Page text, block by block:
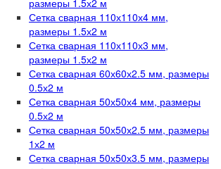
размеры 1.5х2 м
Сетка сварная 110х110х4 мм,
размеры 1.5х2 м
Сетка сварная 110х110х3 мм,
размеры 1.5х2 м
Сетка сварная 60х60х2.5 мм, размеры
0.5х2 м
Сетка сварная 50х50х4 мм, размеры
0.5х2 м
Сетка сварная 50х50х2.5 мм, размеры
1х2 м
Сетка сварная 50х50х3.5 мм, размеры